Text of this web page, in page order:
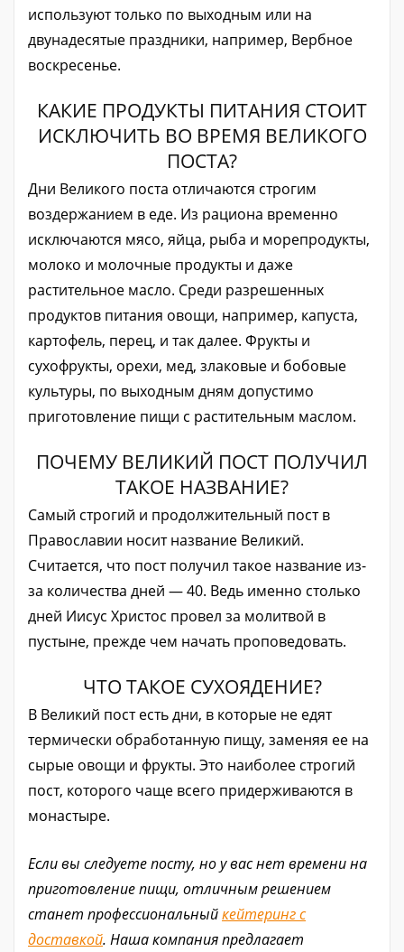
используют только по выходным или на
двунадесятые праздники, например, Вербное
воскресенье.
КАКИЕ ПРОДУКТЫ ПИТАНИЯ СТОИТ
ИСКЛЮЧИТЬ ВО ВРЕМЯ ВЕЛИКОГО
ПОСТА?
Дни Великого поста отличаются строгим
воздержанием в еде. Из рациона временно
исключаются мясо, яйца, рыба и морепродукты,
молоко и молочные продукты и даже
растительное масло. Среди разрешенных
продуктов питания овощи, например, капуста,
картофель, перец, и так далее. Фрукты и
сухофрукты, орехи, мед, злаковые и бобовые
культуры, по выходным дням допустимо
приготовление пищи с растительным маслом.
ПОЧЕМУ ВЕЛИКИЙ ПОСТ ПОЛУЧИЛ
ТАКОЕ НАЗВАНИЕ?
Самый строгий и продолжительный пост в
Православии носит название Великий.
Считается, что пост получил такое название из-
за количества дней — 40. Ведь именно столько
дней Иисус Христос провел за молитвой в
пустыне, прежде чем начать проповедовать.
ЧТО ТАКОЕ СУХОЯДЕНИЕ?
В Великий пост есть дни, в которые не едят
термически обработанную пищу, заменяя ее на
сырые овощи и фрукты. Это наиболее строгий
пост, которого чаще всего придерживаются в
монастыре.
Если вы следуете посту, но у вас нет времени на
приготовление пищи, отличным решением
станет профессиональныйкейтеринг с
доставкой. Наша компания предлагает